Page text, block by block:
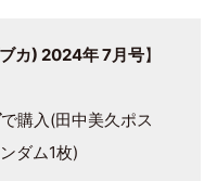
カ) 2024年 7月号】
で購入(田中美久ポス
ダム1枚)